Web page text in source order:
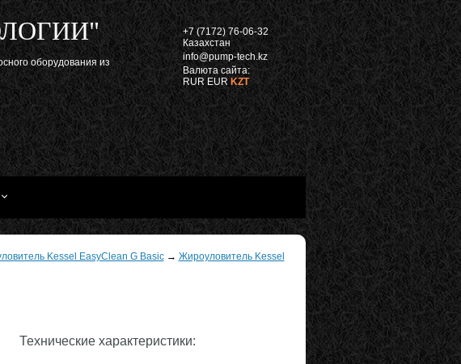
оборудования из
+7 (7172) 76-06-32
Казахстан
info@pump-tech.kz
Валюта сайта:
RUR EUR KZT
Kessel EasyClean G Basic→ Жироуловитель Kessel
Технические характеристики: